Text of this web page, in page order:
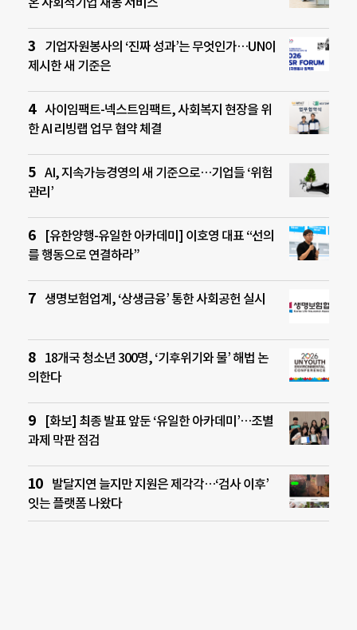
기업자원봉사의 ‘진짜 성과’는 무엇인가…UN이
제시한 새 기준은
사이임팩트-넥스트임팩트, 사회복지 현장을 위
한 AI 리빙랩 업무 협약 체결
AI, 지속가능경영의 새 기준으로…기업들 ‘위험
관리’
[유한양행-유일한 아카데미] 이호영 대표 “선의
를 행동으로 연결하라”
생명보험업계, ‘상생금융’ 통한 사회공헌 실시
18개국 청소년 300명, ‘기후위기와 물’ 해법 논
의한다
[화보] 최종 발표 앞둔 ‘유일한 아카데미’…조별
과제 막판 점검
발달지연 늘지만 지원은 제각각…‘검사 이후’
잇는 플랫폼 나왔다